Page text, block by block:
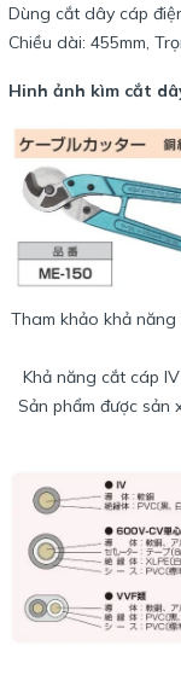
Dùng cắt dây cáp
Chiều dài: 455mm,
Hinh ảnh kìm cắt
Tham khảo khả
Khả năng cắt cáp
Sản phẩm được sản
Sản phẩm kìm cắt